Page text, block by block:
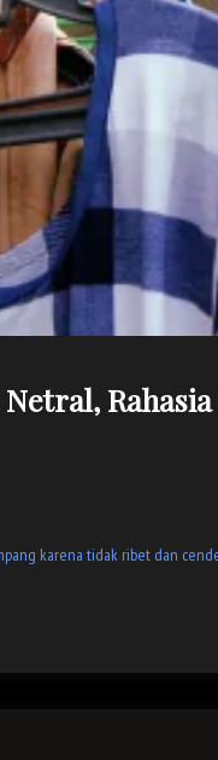
karena tidak ribet dan